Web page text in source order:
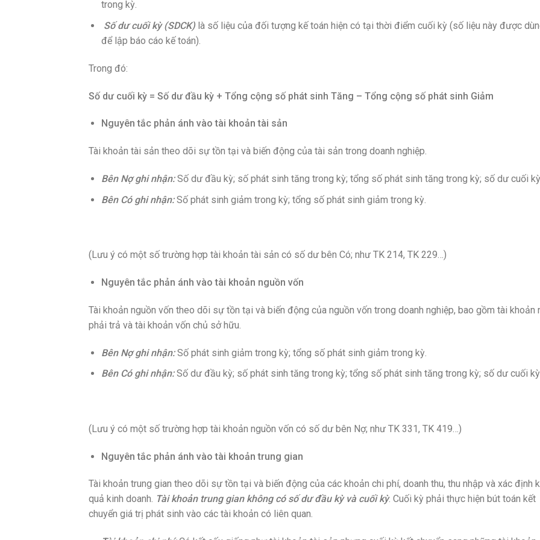
trong kỳ.
Số dư cuối kỳ (SDCK)là số liệu của đối tượng kế toán hiện có tại thời điểm cuối kỳ (số liệu này được
để lập báo cáo kế toán).
Trong đó:
Số dư cuối kỳ = Số dư đầu kỳ + Tổng cộng số phát sinh Tăng – Tổng cộng số phát sinh Giảm
Nguyên tắc phản ánh vào tài khoản tài sản
Tài khoản tài sản theo dõi sự tồn tại và biến động của tài sản trong doanh nghiệp.
Bên Nợ ghi nhận:Số dư đầu kỳ; số phát sinh tăng trong kỳ; tổng số phát sinh tăng trong kỳ; số dư cuối
Bên Có ghi nhận:Số phát sinh giảm trong kỳ; tổng số phát sinh giảm trong kỳ.
(Lưu ý có một số trường hợp tài khoản tài sản có số dư bên Có; như TK 214, TK 229…)
Nguyên tắc phản ánh vào tài khoản nguồn vốn
Tài khoản nguồn vốn theo dõi sự tồn tại và biến động của nguồn vốn trong doanh nghiệp, bao gồm tài khoản
phải trả và tài khoản vốn chủ sở hữu.
Bên Nợ ghi nhận:Số phát sinh giảm trong kỳ; tổng số phát sinh giảm trong kỳ.
Bên Có ghi nhận:Số dư đầu kỳ; số phát sinh tăng trong kỳ; tổng số phát sinh tăng trong kỳ; số dư cuối
(Lưu ý có một số trường hợp tài khoản nguồn vốn có số dư bên Nợ; như TK 331, TK 419…)
Nguyên tắc phản ánh vào tài khoản trung gian
Tài khoản trung gian theo dõi sự tồn tại và biến động của các khoản chi phí, doanh thu, thu nhập và xác định
quả kinh doanh. Tài khoản trung gian không có số dư đầu kỳ và cuối kỳ. Cuối kỳ phải thực hiện bút toán kết
chuyển giá trị phát sinh vào các tài khoản có liên quan.